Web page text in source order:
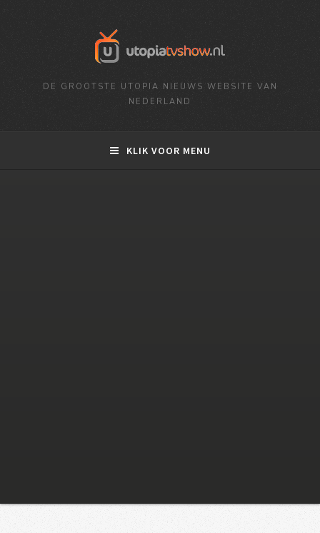
DE GROOTSTE UTOPIA NIEUWS WEBSITE VAN
NEDERLAND
KLIK VOOR MENU